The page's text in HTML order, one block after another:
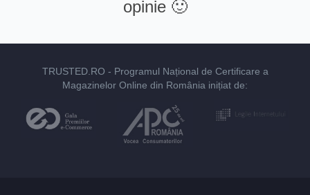
opinie 🙂
TRUSTED.RO - Programul Național de Certificare a
Magazinelor Online din România inițiat de: